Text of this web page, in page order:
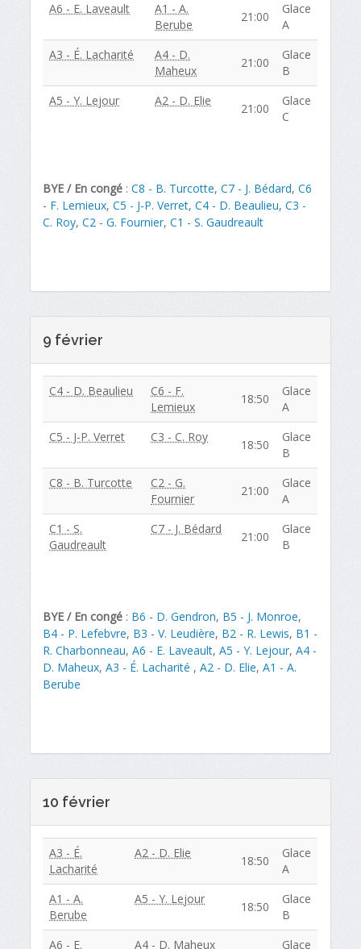
A6 - E. Laveault
A1 - A.
Berube
21:00
Glace
A
A3 - É. Lacharité
A4 - D.
Maheux
21:00
Glace
B
A5 - Y. Lejour
A2 - D. Elie
21:00
Glace
C
BYE / En congé :C8 - B. Turcotte,C7 - J. Bédard,C6
- F. Lemieux,C5 - J-P. Verret,C4 - D. Beaulieu,C3 -
C. Roy,C2 - G. Fournier,C1 - S. Gaudreault
9 février
C4 - D. Beaulieu
C6 - F.
Lemieux
18:50
Glace
A
C5 - J-P. Verret
C3 - C. Roy
18:50
Glace
B
C8 - B. Turcotte
C2 - G.
Fournier
21:00
Glace
A
C1 - S.
Gaudreault
C7 - J. Bédard
21:00
Glace
B
BYE / En congé : B6 - D. Gendron, B5 - J. Monroe,
B4 - P. Lefebvre, B3 - V. Leudière, B2 - R. Lewis, B1 -
R. Charbonneau,A6 - E. Laveault,A5 - Y. Lejour,A4 -
D. Maheux,A3 - É. Lacharité ,A2 - D. Elie,A1 - A.
Berube
10 février
A3 - É.
Lacharité
A2 - D. Elie
18:50
Glace
A
A1 - A.
Berube
A5 - Y. Lejour
18:50
Glace
B
A6 - E.
A4 - D. Maheux Glace